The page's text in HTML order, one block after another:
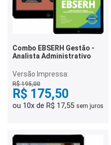
Combo EBSERH Gestão -
Analista Administrativo
Versão Impressa:
R$ 195,00
R$ 175,50
ou 10x de R$ 17,55 sem juros